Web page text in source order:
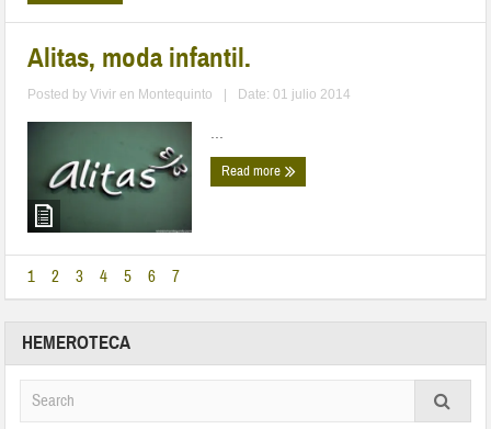
Alitas, moda infantil.
Posted byVivir en Montequinto Date: 01 julio 2014
...
Read more
1 2 3 4 5 6 7
HEMEROTECA